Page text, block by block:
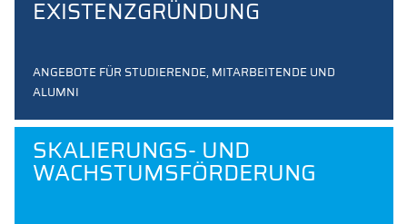
EXISTENZGRÜNDUNG
ANGEBOTE FÜR STUDIERENDE, MITARBEITENDE UND
ALUMNI
SKALIERUNGS- UND
WACHSTUMSFÖRDERUNG